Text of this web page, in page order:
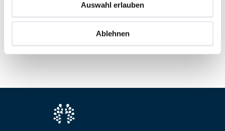
Auswahl erlauben
Ablehnen
Farbkarte Jubiläumstöne 2025
zum